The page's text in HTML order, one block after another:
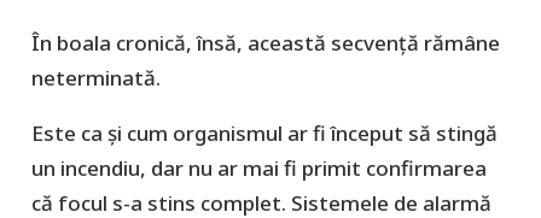
În boala cronică, însă, această secvență rămâne
neterminată.
Este ca și cum organismul ar fi început să stingă
un incendiu, dar nu ar mai fi primit confirmarea
că focul s-a stins complet. Sistemele de alarmă